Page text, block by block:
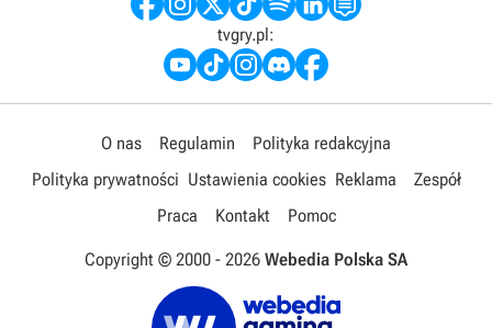
tvgry.pl:
O nas Regulamin
Polityka redakcyjna
Polityka prywatności Ustawienia cookies Reklama
Zespół
Praca
Kontakt Pomoc
Copyright © 2000 - 2026 Webedia Polska SA